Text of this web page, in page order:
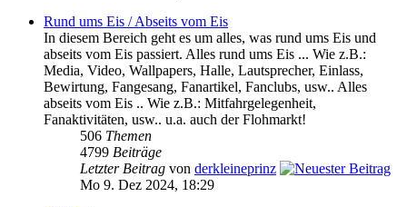
Rund ums Eis / Abseits vom Eis
In diesem Bereich geht es um alles, was rund ums Eis und
abseits vom Eis passiert. Alles rund ums Eis ... Wie z.B.:
Media, Video, Wallpapers, Halle, Lautsprecher, Einlass,
Bewirtung, Fangesang, Fanartikel, Fanclubs, usw.. Alles
abseits vom Eis .. Wie z.B.: Mitfahrgelegenheit,
Fanaktivitäten, usw.. u.a. auch der Flohmarkt!
506 Themen
4799 Beiträge
Letzter Beitrag von derkleineprinz
Mo 9. Dez 2024, 18:29